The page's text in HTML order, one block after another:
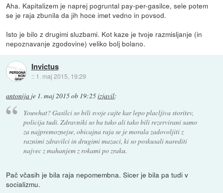
Aha. Kapitalizem je naprej pogruntal pay-per-gasilce, sele potem
se je raja zbunila da jih hoce imet vedno in povsod.
Isto je bilo z drugimi sluzbami. Kot kaze je tvoje razmisljanje (in
nepoznavanje zgodovine) veliko bolj bolano.
Invictus
:: 1. maj 2015, 19:29
antonija je 1. maj 2015 ob 19:25izjavil:
Youwhat? Gasilci so bili svoje cajte kar lepo placljiva storitev,
policija tudi. Zdravniki so ba tako ali tako bili rezervirani samo
za najpremoznejse, obicajna raja se je morala zadovoljiti z
raznimi zdravilci in drugimi mazaci, ki so poskusali narediti
najvec z mahanjem z rokami po zraku.
Pač včasih je bila raja nepomembna. Sicer je bila pa tudi v
socializmu.